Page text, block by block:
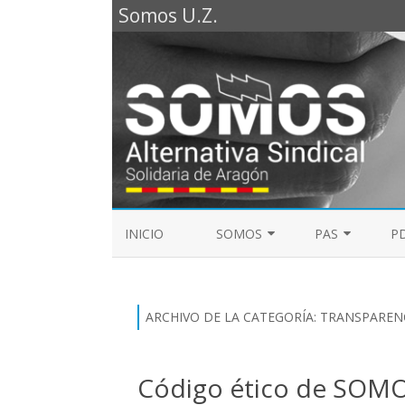
Somos U.Z.
INICIO SOMOS PAS
MESA DE PAS
ARCHIVO DE LA CATEGORÍA:
Código ético de